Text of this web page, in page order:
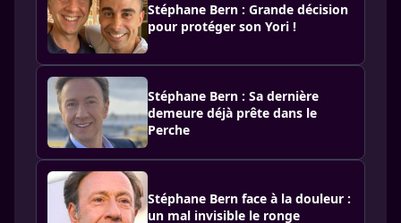
Stéphane Bern : Grande décision
pour protéger son Yori !
Stéphane Bern : Sa dernière
demeure déjà prête dans le
Perche
Stéphane Bern face à la douleur :
un mal invisible le ronge